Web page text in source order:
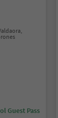
Guest Pass